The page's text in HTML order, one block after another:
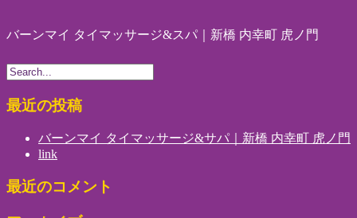
バーンマイ タイマッサージ&スパ｜新橋 内幸町 虎ノ門
最近の投稿
バーンマイ タイマッサージ&サパ｜新橋 内幸町 虎ノ門
link
最近のコメント